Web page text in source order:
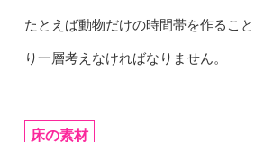
たとえば動物だけの時間帯を作るこ
り一層考えなければなりません。
床の素材